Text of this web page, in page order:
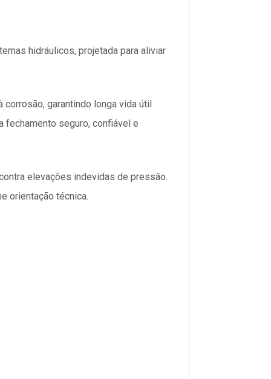
hidráulicos, projetada para aliviar
garantindo longa vida útil
fechamento seguro, confiável e
elevações indevidas de pressão.
orientação técnica.